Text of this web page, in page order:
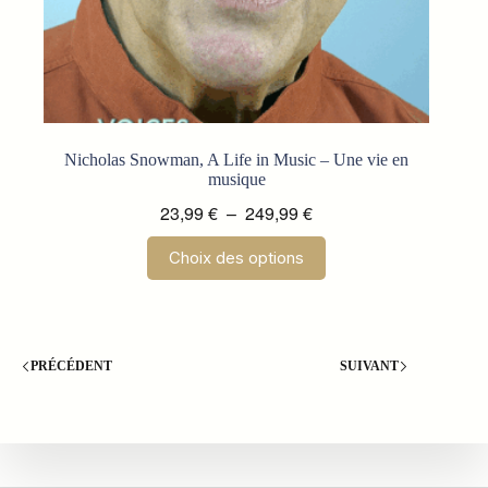
Nicholas Snowman, A Life in Music – Une vie en
musique
23,99€ – 249,99€Plage
de
23,99 €
Choix des options
produit
a
PRÉCÉDENT SUIVANT